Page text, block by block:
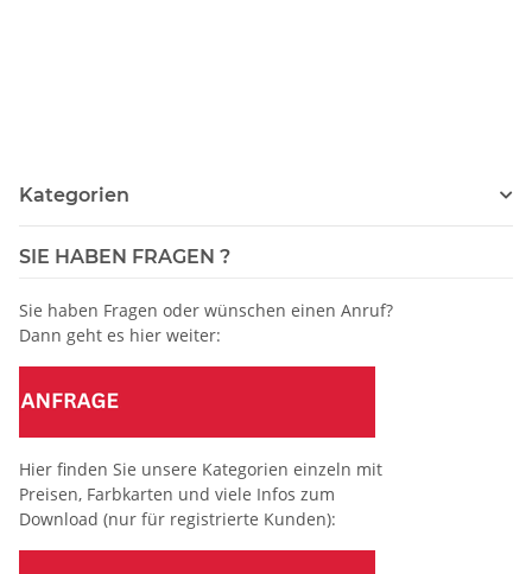
Kategorien
SIE HABEN FRAGEN ?
Sie haben Fragen oder wünschen einen Anruf?
Dann geht es hier weiter:
Hier finden Sie unsere Kategorien einzeln mit
Preisen, Farbkarten und viele Infos zum
Download (nur für registrierte Kunden):